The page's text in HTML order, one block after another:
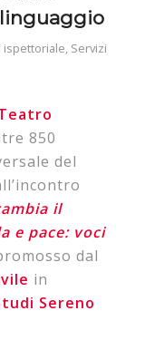
ispettoriale, Servizi
850
del
il
e pace: voci
dal
in
Sereno